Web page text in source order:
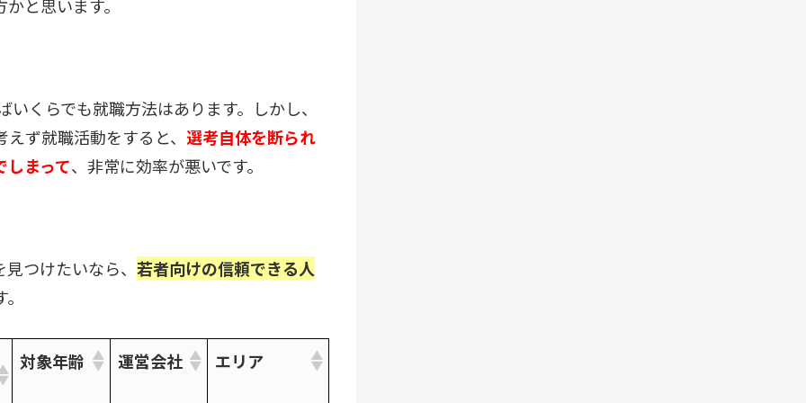
と思います。
くらでも就職方法はあります。しかし、
ず就職活動をすると、 選考自体を断られ
しまって、非常に効率が悪いです。
つけたいなら、 若者向けの信頼できる人
対象年齢 運営会社 エリア